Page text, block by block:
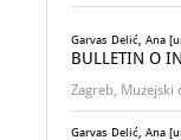
Garvas Delić, Ana
BULLETIN O
Zagreb,
Garvas Delić, Ana